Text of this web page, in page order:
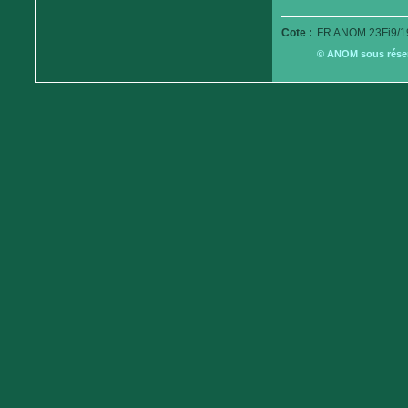
Cote : FR ANOM 23Fi9/
© ANOM sous